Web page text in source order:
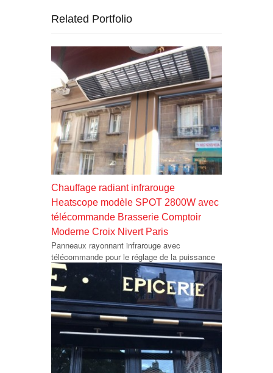
Related Portfolio
Chauffage radiant infrarouge
Heatscope modèle SPOT 2800W avec
télécommande Brasserie Comptoir
Moderne Croix Nivert Paris
Panneaux rayonnant infrarouge avec
télécommande pour le réglage de la puissance